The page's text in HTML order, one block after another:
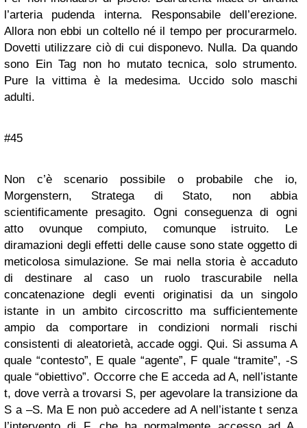
l’arteria pudenda interna. Responsabile dell’erezione.
Allora non ebbi un coltello né il tempo per procurarmelo.
Dovetti utilizzare ciò di cui disponevo. Nulla. Da quando
sono Ein Tag non ho mutato tecnica, solo strumento.
Pure la vittima è la medesima. Uccido solo maschi
adulti.
#45
Non c’è scenario possibile o probabile che io,
Morgenstern, Stratega di Stato, non abbia
scientificamente presagito. Ogni conseguenza di ogni
atto ovunque compiuto, comunque istruito. Le
diramazioni degli effetti delle cause sono state oggetto di
meticolosa simulazione. Se mai nella storia è accaduto
di destinare al caso un ruolo trascurabile nella
concatenazione degli eventi originatisi da un singolo
istante in un ambito circoscritto ma sufficientemente
ampio da comportare in condizioni normali rischi
consistenti di aleatorietà, accade oggi. Qui. Si assuma A
quale “contesto”, E quale “agente”, F quale “tramite”, -S
quale “obiettivo”. Occorre che E acceda ad A, nell’istante
t, dove verrà a trovarsi S, per agevolare la transizione da
S a –S. Ma E non può accedere ad A nell’istante t senza